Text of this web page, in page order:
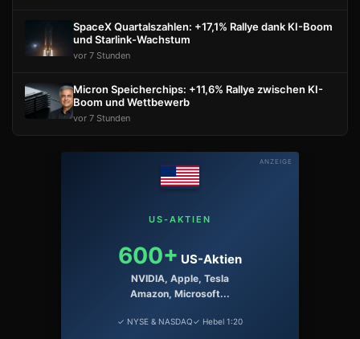
SpaceX Quartalszahlen: +17,1% Rallye dank KI-Boom
und Starlink-Wachstum
vor 7 Stunden
Micron Speicherchips: +11,6% Rallye zwischen KI-
Boom und Wettbewerb
vor 7 Stunden
ANZEIGE
US-AKTIEN
600+ US-Aktien
NVIDIA, Apple, Tesla
Amazon, Microsoft...
✓ NYSE & NASDAQ✓ Hebel 1:20